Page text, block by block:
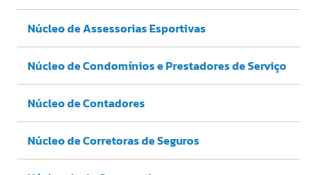
Núcleo de Assessorias Esportivas
Núcleo de Condomínios e Prestadores de Serviço
Núcleo de Contadores
Núcleo de Corretoras de Seguros